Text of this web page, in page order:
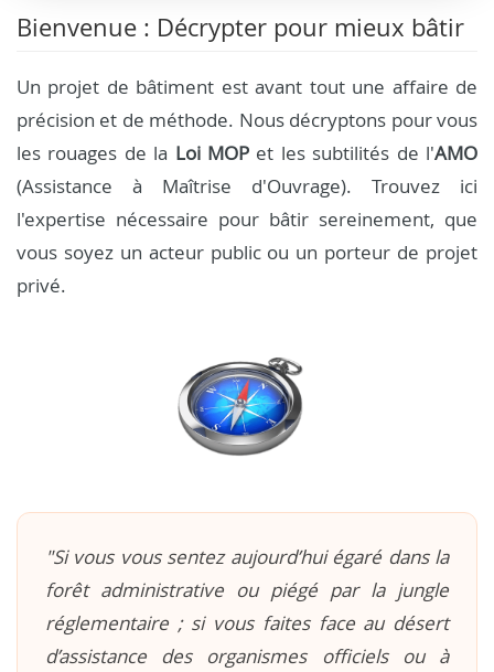
Bienvenue : Décrypter pour mieux bâtir
Un projet de bâtiment est avant tout une affaire de
précision et de méthode. Nous décryptons pour vous
les rouages de la Loi MOP et les subtilités de l'AMO
(Assistance à Maîtrise d'Ouvrage). Trouvez ici
l'expertise nécessaire pour bâtir sereinement, que
vous soyez un acteur public ou un porteur de projet
privé.
"Si vous vous sentez aujourd’hui égaré dans la
forêt administrative ou piégé par la jungle
réglementaire ; si vous faites face au désert
d’assistance des organismes officiels ou à